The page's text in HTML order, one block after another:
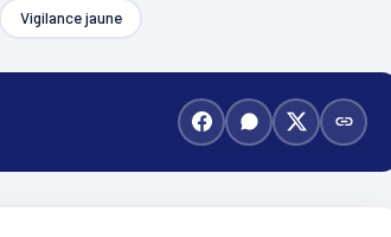
Vigilance jaune